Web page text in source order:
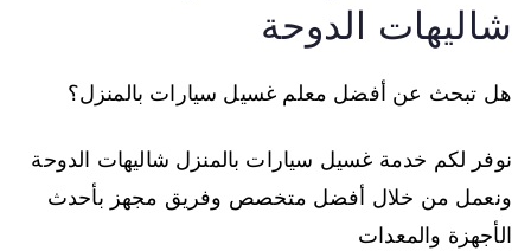
شاليهات الدوحة
هل تبحث عن أفضل معلم غسيل سيارات بالمنزل؟
نوفر لكم خدمة غسيل سيارات بالمنزل شاليهات الدوحة
ونعمل من خلال أفضل متخصص وفريق مجهز بأحدث
الأجهزة والمعدات